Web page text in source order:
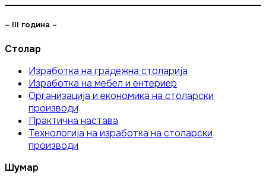
– III година –
Столар
Изработка на градежна столарија
Изработка на мебел и ентериер
Организација и економика на столарски
производи
Практична настава
Технологија на изработка на столарски
производи
Шумар